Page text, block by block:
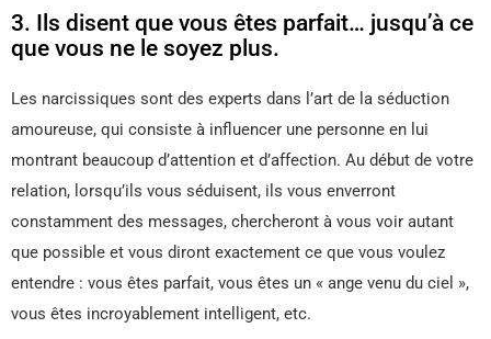
3. Ils disent que vous êtes parfait… jusqu’à ce
que vous ne le soyez plus.
Les narcissiques sont des experts dans l’art de la séduction
amoureuse, qui consiste à influencer une personne en lui
montrant beaucoup d’attention et d’affection. Au début de votre
relation, lorsqu’ils vous séduisent, ils vous enverront
constamment des messages, chercheront à vous voir autant
que possible et vous diront exactement ce que vous voulez
entendre : vous êtes parfait, vous êtes un « ange venu du ciel »,
vous êtes incroyablement intelligent, etc.